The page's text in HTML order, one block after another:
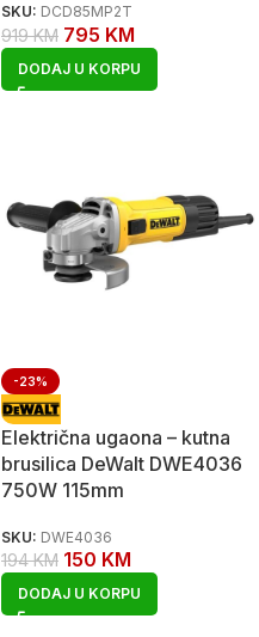
SKU: DCD85MP2T
919KM 795 KM
DODAJ U KORPU
-23%
Električna ugaona – kutna
brusilica DeWalt DWE4036
750W 115mm
SKU: DWE4036
194KM 150 KM
DODAJ U KORPU